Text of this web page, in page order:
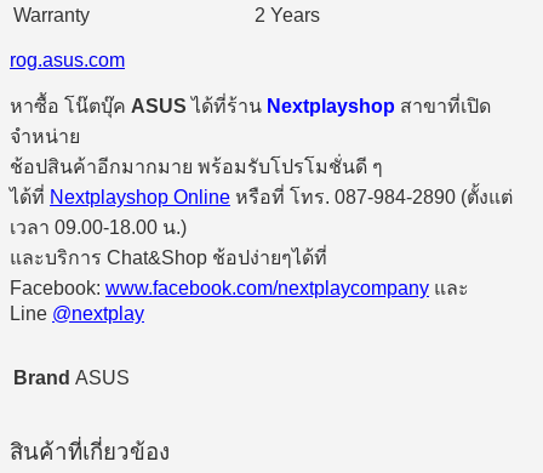
Warranty 2 Years
rog.asus.com
หาซื้อ โน๊ตบุ๊ค ASUS ได้ที่ร้าน Nextplayshop สาขาที่เปิด
จำหน่าย
ช้อปสินค้าอีกมากมาย พร้อมรับโปรโมชั่นดี ๆ
ได้ที่ Nextplayshop Online หรือที่ โทร. 087-984-2890 (ตั้งแต่
เวลา 09.00-18.00 น.)
และบริการ Chat&Shop ช้อปง่ายๆได้ที่
Facebook: www.facebook.com/nextplaycompany และ
Line @nextplay
Brand ASUS
สินค้าที่เกี่ยวข้อง